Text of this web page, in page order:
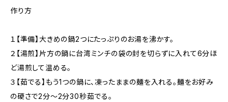
作り方
１【準備】大きめの鍋2つにたっぷりのお湯を沸かす。
２【湯煎】片方の鍋に台湾ミンチの袋の封を切らずに入れて6分ほ
ど湯煎して温める。
３【茹でる】もう1つの鍋に、凍ったままの麺を入れる。麺をお好み
の硬さで2分～2分30秒茹でる。